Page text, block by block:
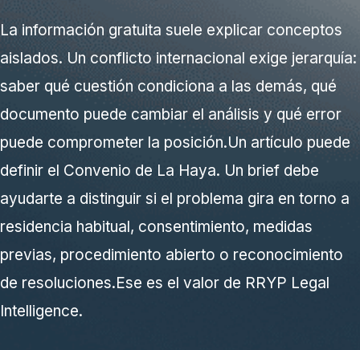
La información gratuita suele explicar conceptos
aislados. Un conflicto internacional exige jerarquía:
saber qué cuestión condiciona a las demás, qué
documento puede cambiar el análisis y qué error
puede comprometer la posición.Un artículo puede
definir el Convenio de La Haya. Un brief debe
ayudarte a distinguir si el problema gira en torno a
residencia habitual, consentimiento, medidas
previas, procedimiento abierto o reconocimiento
de resoluciones.Ese es el valor de RRYP Legal
Intelligence.